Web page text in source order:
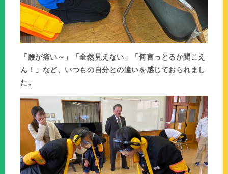
「腰が痛い～」「全然見えない」「何言っとるか聞こえ
ん！」など、いつもの自分との違いを感じておられまし
た。